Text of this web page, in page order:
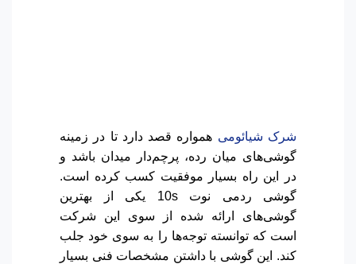
شرک شیائومی همواره قصد دارد تا در زمینه
گوشی‌های میان رده، پرچم‌دار میدان باشد و
در این راه بسیار موفقیت کسب کرده است.
گوشی ردمی نوت 10s یکی از بهترین
گوشی‌های ارائه شده از سوی این شرکت
است که توانسته توجه‌ها را به سوی خود جلب
کند. این گوشی با داشتن مشخصات فنی بسیار